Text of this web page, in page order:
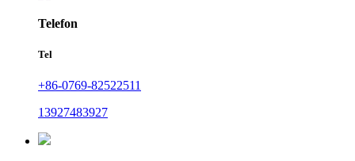
Telefon
Tel
+86-0769-82522511
13927483927